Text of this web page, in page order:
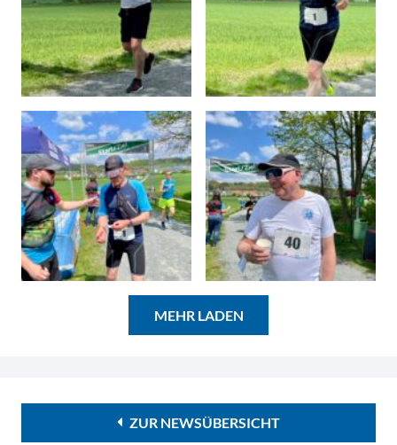
MEHR LADEN
ZUR NEWSÜBERSICHT